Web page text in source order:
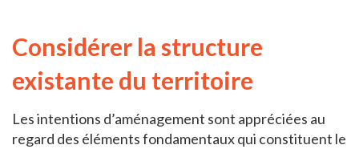
Considérer la structure
existante du territoire
Les intentions d’aménagement sont appréciées au
regard des éléments fondamentaux qui constituent le